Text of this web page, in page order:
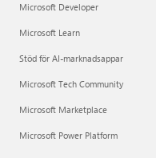
Microsoft Developer
Microsoft Learn
Stöd för AI-marknadsappar
Microsoft Tech Community
Microsoft Marketplace
Microsoft Power Platform